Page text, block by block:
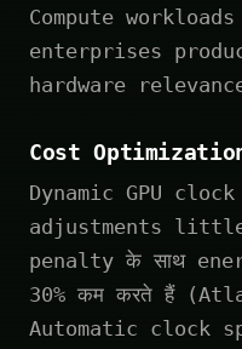
Compute
enterprises
hardware
Cost
Dynamic GPU
adjustments little
penalty के साथ
30% कम करते हैं
Automatic clock